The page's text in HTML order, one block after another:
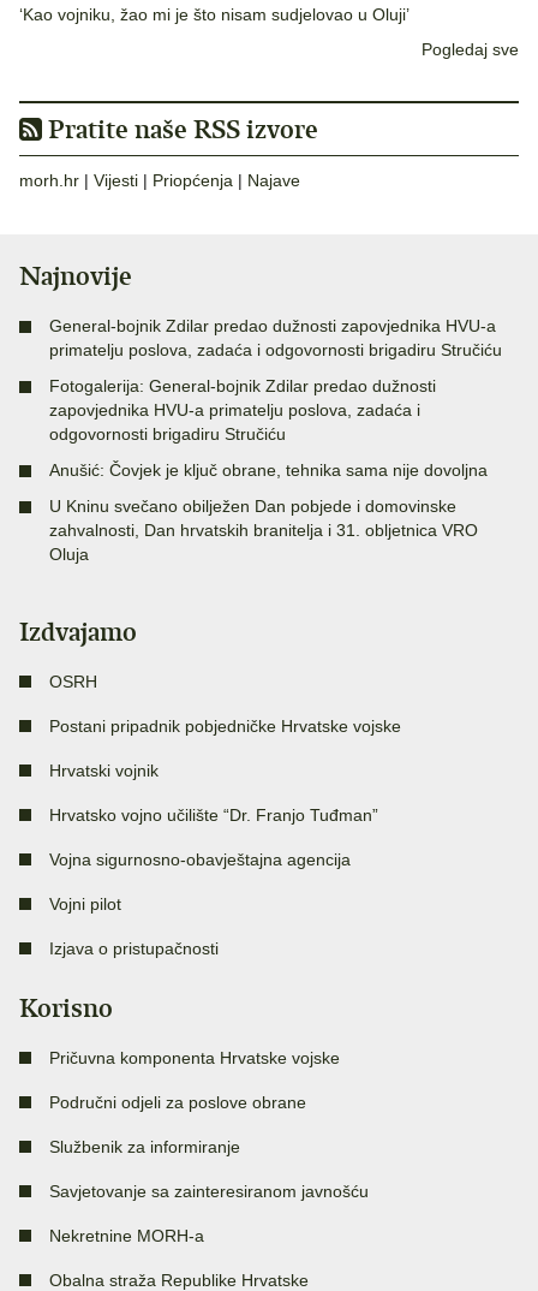
‘Kao vojniku, žao mi je što nisam sudjelovao u Oluji’
Pogledaj sve
Pratite naše RSS izvore
morh.hr | Vijesti | Priopćenja | Najave
Najnovije
General-bojnik Zdilar predao dužnosti zapovjednika HVU-a
primatelju poslova, zadaća i odgovornosti brigadiru Stručiću
Fotogalerija: General-bojnik Zdilar predao dužnosti
zapovjednika HVU-a primatelju poslova, zadaća i
odgovornosti brigadiru Stručiću
Anušić: Čovjek je ključ obrane, tehnika sama nije dovoljna
U Kninu svečano obilježen Dan pobjede i domovinske
zahvalnosti, Dan hrvatskih branitelja i 31. obljetnica VRO
Oluja
Izdvajamo
OSRH
Postani pripadnik pobjedničke Hrvatske vojske
Hrvatski vojnik
Hrvatsko vojno učilište “Dr. Franjo Tuđman”
Vojna sigurnosno-obavještajna agencija
Vojni pilot
Izjava o pristupačnosti
Korisno
Pričuvna komponenta Hrvatske vojske
Područni odjeli za poslove obrane
Službenik za informiranje
Savjetovanje sa zainteresiranom javnošću
Nekretnine MORH-a
Obalna straža Republike Hrvatske